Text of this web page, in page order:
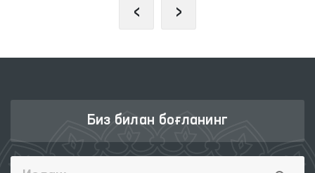
‹ ›
Биз билан боғланинг